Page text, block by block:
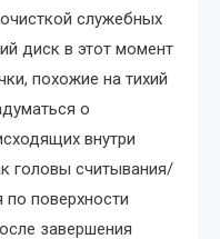
служебных
диск в этот момент
похожие на тихий
о
внутри
головы считывания/
поверхности
завершения